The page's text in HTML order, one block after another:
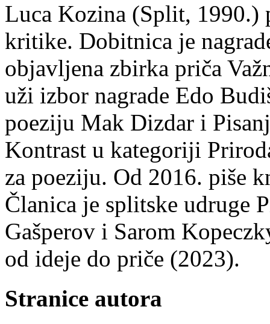
Luca Kozina (Split, 1990.)
kritike. Dobitnica je
objavljena zbirka priča
uži izbor nagrade Edo
poeziju Mak Dizdar i
Kontrast u kategoriji
za poeziju. Od 2016. piše
Članica je splitske udruge
Gašperov i Sarom
od ideje do priče (2023).
Stranice autora